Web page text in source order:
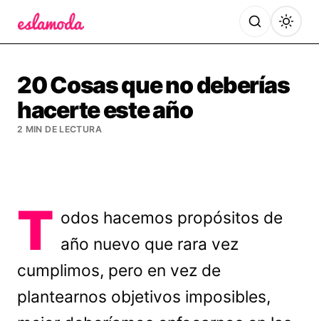
20 Cosas que no deberías
hacerte este año
2 MIN DE LECTURA
T odos hacemos propósitos de
año nuevo que rara vez
cumplimos, pero en vez de
plantearnos objetivos imposibles,